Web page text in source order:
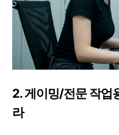
2. 게이밍/전문 작업
라